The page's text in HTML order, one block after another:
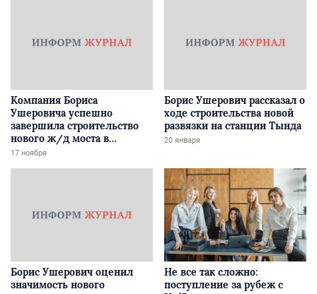
Компания Бориса
Ушеровича успешно
завершила строительство
нового ж/д моста в
Забайкалье
17 ноября
Борис Ушерович рассказал о
ходе строительства новой
развязки на станции Тында
20 января
Борис Ушерович оценил
значимость нового
Не все так сложно:
поступление за рубеж с